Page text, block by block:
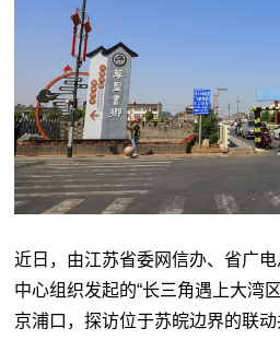
近日，由江苏省委网信办、省广
中心组织发起的“长三角遇上大湾
京浦口，探访位于苏皖边界的联动